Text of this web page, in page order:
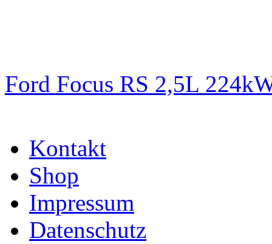
Ford Focus RS 2,5L
Kontakt
Shop
Impressum
Datenschutz